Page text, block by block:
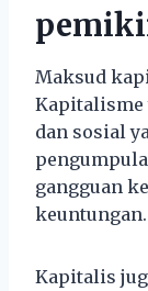
Maksud
Kapitalisme
dan sosial
gangguan
keuntungan.
Kapitalis